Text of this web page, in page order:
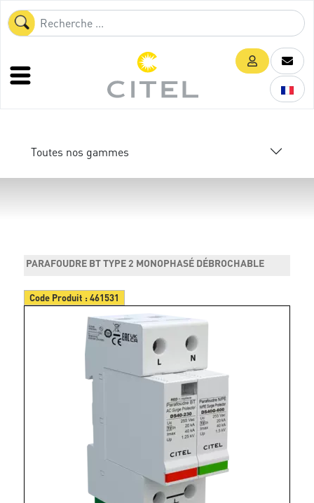
Toutes nos gammes
PARAFOUDRE BT TYPE 2 MONOPHASÉ DÉBROCHABLE
Code Produit :461531